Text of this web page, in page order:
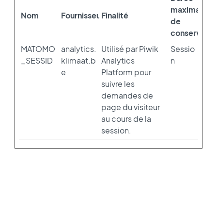
Nom FournisseurFinalité
maximale
de
MATOMO
_SESSID
analytics.
klimaat.b
e
Utilisé par Piwik
Analytics
Platform pour
suivre les
demandes de
page du visiteur
au cours de la
session.
Sessio
n